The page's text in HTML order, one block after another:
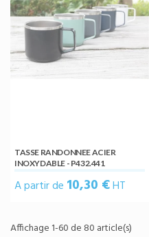
TASSE RANDONNEE ACIER
INOXYDABLE - P432.441
A partir de 10,30 €HT
Affichage 1-60 de 80 article(s)